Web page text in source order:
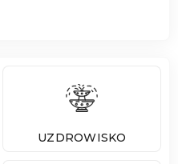
UZDROWISKO